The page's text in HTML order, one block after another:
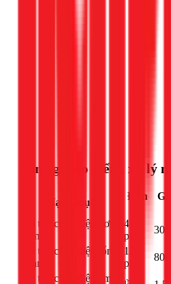
Bảng giá đo kiểm, xử lý
Hạng mục
Đơn
Dò tìm chập điện đơn
giản
45
phút
Dò tìm chập điện tổng
quan
120
phút
Dò tìm chập điện âm